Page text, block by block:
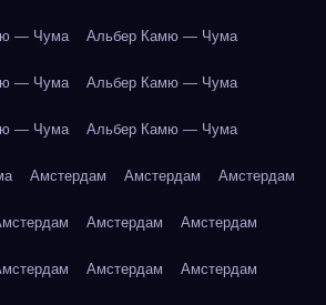
— Чума Альбер Камю — Чума
— Чума Альбер Камю — Чума
— Чума Альбер Камю — Чума
Амстердам Амстердам Амстердам
Амстердам Амстердам
Амстердам Амстердам